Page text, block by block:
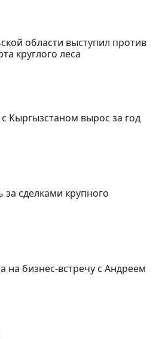
области выступил против
круглого леса
Кыргызстаном вырос за год
сделками крупного
на бизнес-встречу с Андреем